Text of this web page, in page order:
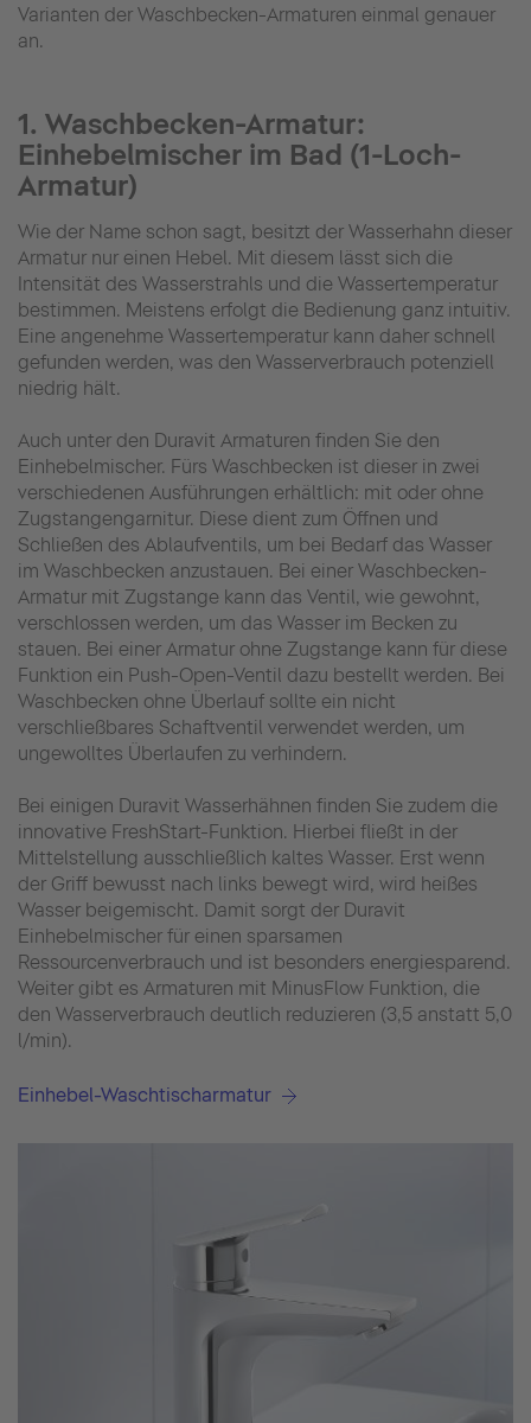
Varianten der Waschbecken-Armaturen einmal genauer
an.
1. Waschbecken-Armatur:
Einhebelmischer im Bad (1-Loch-
Armatur)
Wie der Name schon sagt, besitzt der Wasserhahn dieser
Armatur nur einen Hebel. Mit diesem lässt sich die
Intensität des Wasserstrahls und die Wassertemperatur
bestimmen. Meistens erfolgt die Bedienung ganz intuitiv.
Eine angenehme Wassertemperatur kann daher schnell
gefunden werden, was den Wasserverbrauch potenziell
niedrig hält.
Auch unter den Duravit Armaturen finden Sie den
Einhebelmischer. Fürs Waschbecken ist dieser in zwei
verschiedenen Ausführungen erhältlich: mit oder ohne
Zugstangengarnitur. Diese dient zum Öffnen und
Schließen des Ablaufventils, um bei Bedarf das Wasser
im Waschbecken anzustauen. Bei einer Waschbecken-
Armatur mit Zugstange kann das Ventil, wie gewohnt,
verschlossen werden, um das Wasser im Becken zu
stauen. Bei einer Armatur ohne Zugstange kann für diese
Funktion ein Push-Open-Ventil dazu bestellt werden. Bei
Waschbecken ohne Überlauf sollte ein nicht
verschließbares Schaftventil verwendet werden, um
ungewolltes Überlaufen zu verhindern.
Bei einigen Duravit Wasserhähnen finden Sie zudem die
innovative FreshStart-Funktion. Hierbei fließt in der
Mittelstellung ausschließlich kaltes Wasser. Erst wenn
der Griff bewusst nach links bewegt wird, wird heißes
Wasser beigemischt. Damit sorgt der Duravit
Einhebelmischer für einen sparsamen
Ressourcenverbrauch und ist besonders energiesparend.
Weiter gibt es Armaturen mit MinusFlow Funktion, die
den Wasserverbrauch deutlich reduzieren (3,5 anstatt 5,0
l/min).
Einhebel-Waschtischarmatur